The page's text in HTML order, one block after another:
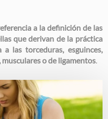
a la definición de las
que derivan de la práctica
las torceduras, esguinces,
o de ligamentos.